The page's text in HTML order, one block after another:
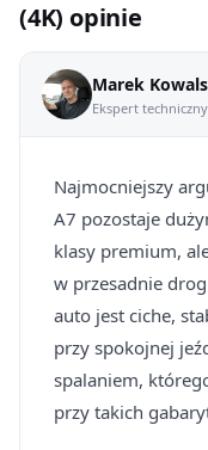
(4K) opinie
Marek
Ekspert techniczny
Najmocniejszy
A7 pozostaje
klasy premium,
w przesadnie
auto jest ciche,
przy spokojnej
spalaniem,
przy takich